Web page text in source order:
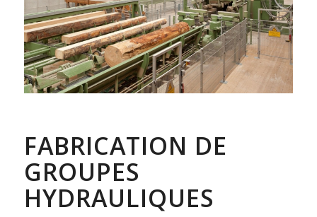
FABRICATION DE
GROUPES
HYDRAULIQUES